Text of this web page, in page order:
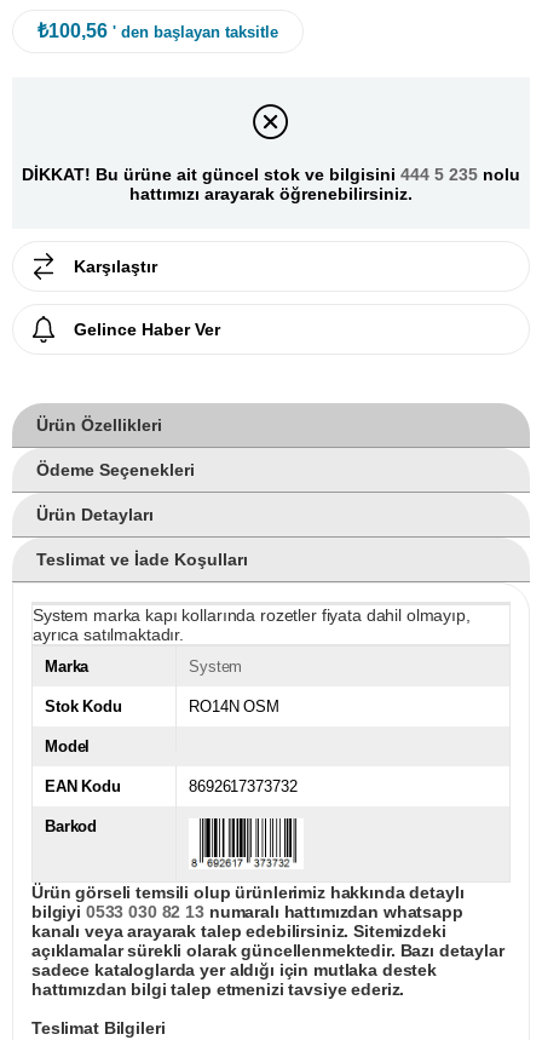
₺100,56 ' den başlayan taksitle
DİKKAT! Bu ürüne ait güncel stok ve bilgisini 444 5 235 nolu
hattımızı arayarak öğrenebilirsiniz.
Karşılaştır
Gelince Haber Ver
Ürün Özellikleri
Ödeme Seçenekleri
Ürün Detayları
Teslimat ve İade Koşulları
System marka kapı kollarında rozetler fiyata dahil olmayıp,
ayrıca satılmaktadır.
Marka System
Stok Kodu RO14N OSM
Model
EAN Kodu 8692617373732
Barkod
Ürün görseli temsili olup ürünlerimiz hakkında detaylı
bilgiyi 0533 030 82 13numaralı hattımızdan whatsapp
kanalı veya arayarak talep edebilirsiniz. Sitemizdeki
açıklamalar sürekli olarak güncellenmektedir. Bazı detaylar
sadece kataloglarda yer aldığı için mutlaka destek
hattımızdan bilgi talep etmenizi tavsiye ederiz.
Teslimat Bilgileri